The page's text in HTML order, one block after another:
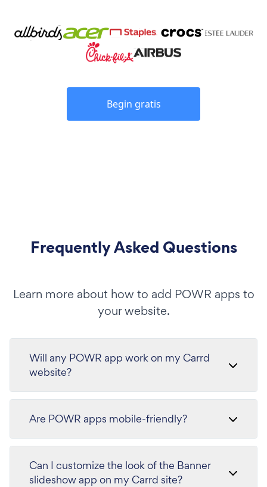
Begin gratis
Frequently Asked Questions
Learn more about how to add POWR apps to
your website.
Will any POWR app work on my Carrd
website?
Are POWR apps mobile-friendly?
Can I customize the look of the Banner
slideshow app on my Carrd site?